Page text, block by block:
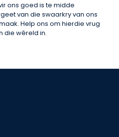
ons goed is te midde
van die swaarkry van ons
Help ons om hierdie vrug
die wêreld in.